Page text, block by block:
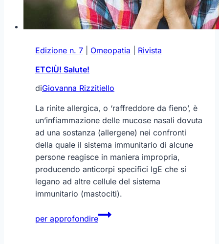
Edizione n. 7 Omeopatia
Rivista
ETCIÙ! Salute!
diGiovanna Rizzitiello
La rinite allergica, o ‘raffreddore da fieno’, è
un’infiammazione delle mucose nasali dovuta
ad una sostanza (allergene) nei confronti
della quale il sistema immunitario di alcune
persone reagisce in maniera impropria,
producendo anticorpi specifici IgE che si
legano ad altre cellule del sistema
immunitario (mastociti).
per approfondire
ETCIÙ!
Salute!